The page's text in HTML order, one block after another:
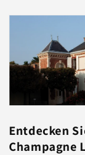
Entdecken
Champagne